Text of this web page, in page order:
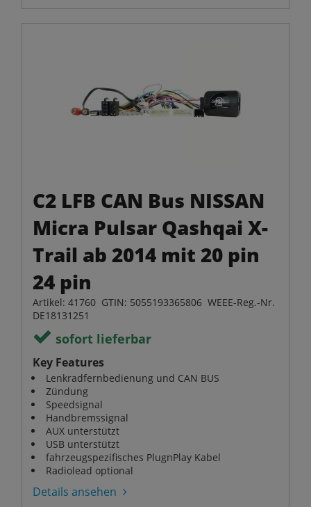
C2 LFB CAN Bus NISSAN
Micra Pulsar Qashqai X-
Trail ab 2014 mit 20 pin
24 pin
Artikel: 41760 GTIN: 5055193365806 WEEE-Reg.-Nr.
DE18131251
sofort lieferbar
Key Features
Lenkradfernbedienung und CAN BUS
Zündung
Speedsignal
Handbremssignal
AUX unterstützt
USB unterstützt
fahrzeugspezifisches PlugnPlay Kabel
Radiolead optional
Details ansehen